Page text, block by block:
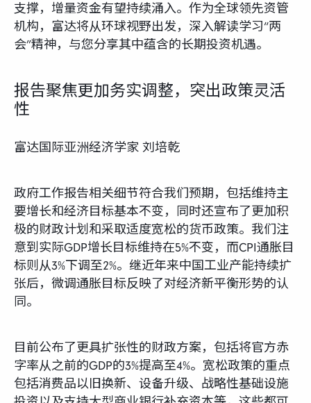
支撑，增量资金有望持续涌入。作为全球领先资管
机构，富达将从环球视野出发，深入解读学习“两
会”精神，与您分享其中蕴含的长期投资机遇。
报告聚焦更加务实调整，突出政策灵活
性
富达国际亚洲经济学家 刘培乾
政府工作报告相关细节符合我们预期，包括维持主
要增长和经济目标基本不变，同时还宣布了更加积
极的财政计划和采取适度宽松的货币政策。我们注
意到实际GDP增长目标维持在5%不变，而CPI通胀目
标则从3%下调至2%。继近年来中国工业产能持续扩
张后，微调通胀目标反映了对经济新平衡形势的认
同。
目前公布了更具扩张性的财政方案，包括将官方赤
字率从之前的GDP的3%提高至4%。宽松政策的重点
包括消费品以旧换新、设备升级、战略性基础设施